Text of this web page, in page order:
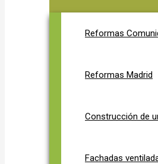
Reformas
Reformas Madrid
Construcción de
Fachadas